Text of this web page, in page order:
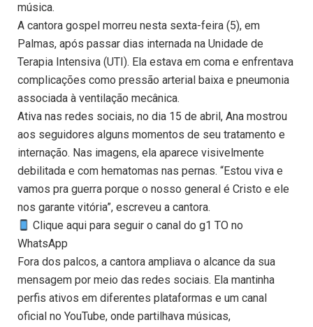
música.
A cantora gospel morreu nesta sexta-feira (5), em
Palmas, após passar dias internada na Unidade de
Terapia Intensiva (UTI). Ela estava em coma e enfrentava
complicações como pressão arterial baixa e pneumonia
associada à ventilação mecânica.
Ativa nas redes sociais, no dia 15 de abril, Ana mostrou
aos seguidores alguns momentos de seu tratamento e
internação. Nas imagens, ela aparece visivelmente
debilitada e com hematomas nas pernas. “Estou viva e
vamos pra guerra porque o nosso general é Cristo e ele
nos garante vitória”, escreveu a cantora.
Clique aqui para seguir o canal do g1 TO no
WhatsApp
Fora dos palcos, a cantora ampliava o alcance da sua
mensagem por meio das redes sociais. Ela mantinha
perfis ativos em diferentes plataformas e um canal
oficial no YouTube, onde partilhava músicas,